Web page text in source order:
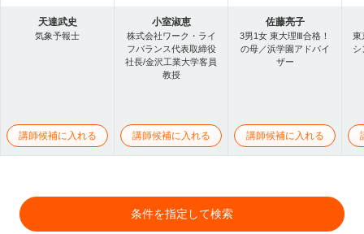
天達武史
気象予報士
講師候補に入れる
小室淑恵
株式会社ワーク・ライ
フバランス代表取締役
社長/金沢工業大学客員
教授
講師候補に入れる
佐藤亮子
3男1女 東大理Ⅲ合格！
の母／浜学園アドバイ
ザー
講師候補に入れる
東
シ
条件を指定して検索